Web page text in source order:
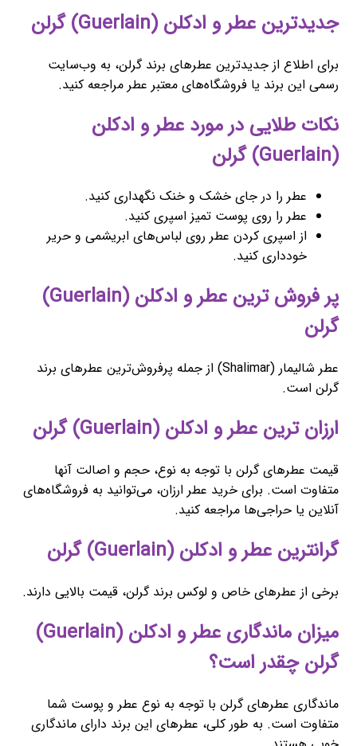
جدیدترین عطر و ادکلن (Guerlain) گرلن
برای اطلاع از جدیدترین عطرهای برند گرلن، به وب‌سایت
رسمی این برند یا فروشگاه‌های معتبر عطر مراجعه کنید.
نکات طلایی در مورد عطر و ادکلن
(Guerlain) گرلن
عطر را در جای خشک و خنک نگهداری کنید.
عطر را روی پوست تمیز اسپری کنید.
از اسپری کردن عطر روی لباس‌های ابریشمی و حریر
خودداری کنید.
پر فروش ترین عطر و ادکلن (Guerlain)
گرلن
عطر شالیمار (Shalimar) از جمله پرفروش‌ترین عطرهای برند
گرلن است.
ارزان ترین عطر و ادکلن (Guerlain) گرلن
قیمت عطرهای گرلن با توجه به نوع، حجم و اصالت آنها
متفاوت است. برای خرید عطر ارزان، می‌توانید به فروشگاه‌های
آنلاین یا حراجی‌ها مراجعه کنید.
گرانترین عطر و ادکلن (Guerlain) گرلن
برخی از عطرهای خاص و لوکس برند گرلن، قیمت بالایی دارند.
میزان ماندگاری عطر و ادکلن (Guerlain)
گرلن چقدر است؟
ماندگاری عطرهای گرلن با توجه به نوع عطر و پوست شما
متفاوت است. به طور کلی، عطرهای این برند دارای ماندگاری